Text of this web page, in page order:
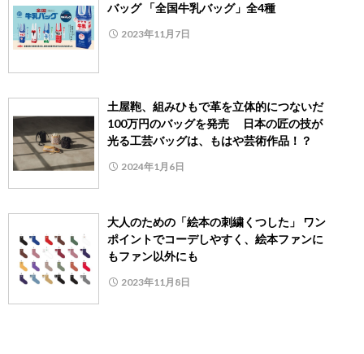
バッグ 「全国牛乳バッグ」全4種
2023年11月7日
土屋鞄、組みひもで革を立体的につないだ
100万円のバッグを発売 日本の匠の技が
光る工芸バッグは、もはや芸術作品！？
2024年1月6日
大人のための「絵本の刺繍くつした」 ワン
ポイントでコーデしやすく、絵本ファンに
もファン以外にも
2023年11月8日